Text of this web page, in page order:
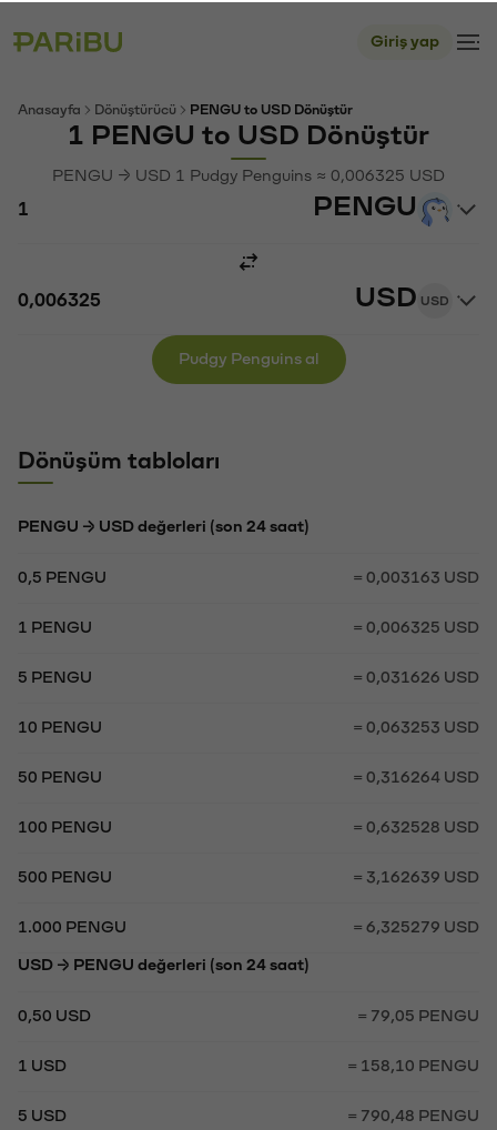
Giriş yap
Anasayfa Dönüştürücü PENGU to USD Dönüştür
1 PENGU to USD Dönüştür
PENGU → USD 1 Pudgy Penguins ≈ 0,006325 USD
PENGU
USD USD
Pudgy Penguins al
Dönüşüm tabloları
PENGU → USD değerleri (son 24 saat)
0,5 PENGU = 0,003163 USD
1 PENGU = 0,006325 USD
5 PENGU = 0,031626 USD
10 PENGU = 0,063253 USD
50 PENGU = 0,316264 USD
100 PENGU = 0,632528 USD
500 PENGU = 3,162639 USD
1.000 PENGU = 6,325279 USD
USD → PENGU değerleri (son 24 saat)
0,50 USD = 79,05 PENGU
1 USD = 158,10 PENGU
5 USD = 790,48 PENGU